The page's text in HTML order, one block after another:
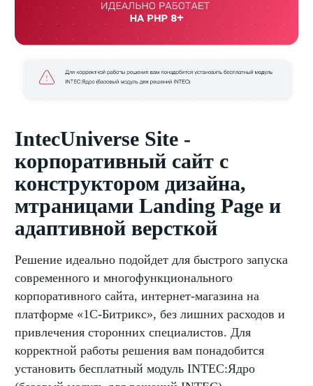
IntecUniverse Site -
корпоративный сайт с
конструктором дизайна,
мтраницами Landing Page и
адаптивной версткой
Решение идеально подойдет для быстрого запуска
современного и многофункционального
корпоративного сайта, интернет-магазина на
платформе «1С-Битрикс», без лишних расходов и
привлечения сторонних специалистов. Для
корректной работы решения вам понадобится
установить бесплатный модуль INTEC:Ядро